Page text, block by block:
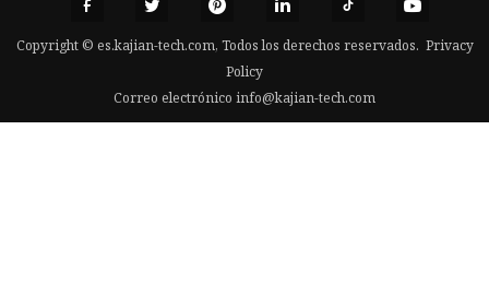
Copyright © es.kajian-tech.com, Todos los derechos reservados. Privacy
Policy
Correo electrónico info@kajian-tech.com